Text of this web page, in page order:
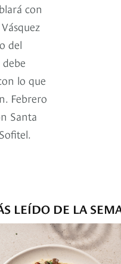
con
del
lo que
Febrero
Santa
LEÍDO DE LA